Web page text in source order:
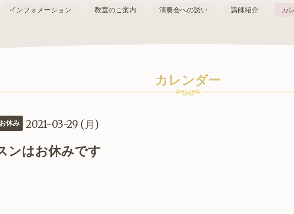
インフォメーション 教室のご案内 演奏会への誘い 講師紹介 カ
カレンダー
休み 2021-03-29 (月)
ンはお休みです